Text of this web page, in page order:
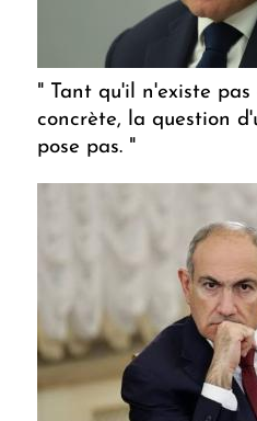
" Tant qu'il n'existe
concrète, la question
pose pas. "